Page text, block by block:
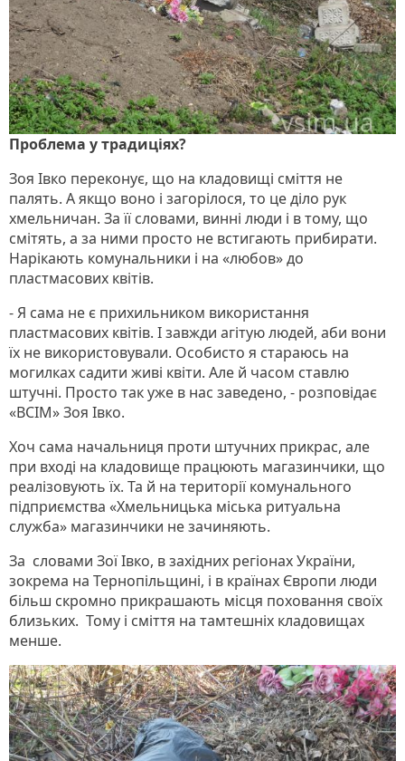
Проблема у традиціях?
Зоя Івко переконує, що на кладовищі сміття не
палять. А якщо воно і загорілося, то це діло рук
хмельничан. За її словами, винні люди і в тому, що
смітять, а за ними просто не встигають прибирати.
Нарікають комунальники і на «любов» до
пластмасових квітів.
- Я сама не є прихильником використання
пластмасових квітів. І завжди агітую людей, аби вони
їх не використовували. Особисто я стараюсь на
могилках садити живі квіти. Але й часом ставлю
штучні. Просто так уже в нас заведено, - розповідає
«ВСІМ» Зоя Івко.
Хоч сама начальниця проти штучних прикрас, але
при вході на кладовище працюють магазинчики, що
реалізовують їх. Та й на території комунального
підприємства «Хмельницька міська ритуальна
служба» магазинчики не зачиняють.
За словами Зої Івко, в західних регіонах України,
зокрема на Тернопільщині, і в країнах Європи люди
більш скромно прикрашають місця поховання своїх
близьких. Тому і сміття на тамтешніх кладовищах
менше.